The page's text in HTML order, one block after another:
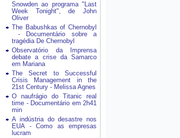
Snowden ao programa "Last
Week Tonight", de John
Oliver
The Babushkas of Chernobyl
- Documentário sobre a
tragédia De Chernobyl
Observatório da Imprensa
debate a crise da Samarco
em Mariana
The Secret to Successful
Crisis Management in the
21st Century - Melissa Agnes
O naufrágio do Titanic real
time - Documentário em 2h41
min
A indústria do desastre nos
EUA - Como as empresas
lucram